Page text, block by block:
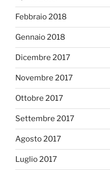
Febbraio 2018
Gennaio 2018
Dicembre 2017
Novembre 2017
Ottobre 2017
Settembre 2017
Agosto 2017
Luglio 2017